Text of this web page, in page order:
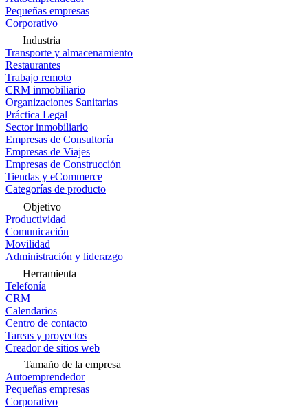
Pequeñas empresas
Corporativo
Industria
Transporte y almacenamiento
Restaurantes
Trabajo remoto
CRM inmobiliario
Organizaciones Sanitarias
Práctica Legal
Sector inmobiliario
Empresas de Consultoría
Empresas de Viajes
Empresas de Construcción
Tiendas y eCommerce
Categorías de producto
Objetivo
Productividad
Comunicación
Movilidad
Administración y liderazgo
Herramienta
Telefonía
CRM
Calendarios
Centro de contacto
Tareas y proyectos
Creador de sitios web
Tamaño de la empresa
Autoemprendedor
Pequeñas empresas
Corporativo